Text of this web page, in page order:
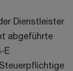
Dienstleister
abgeführte
E